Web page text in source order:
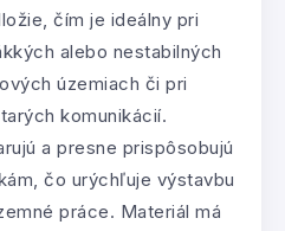
čím je ideálny pri
alebo nestabilných
územiach či pri
komunikácií.
a presne prispôsobujú
čo urýchľuje výstavbu
práce. Materiál má